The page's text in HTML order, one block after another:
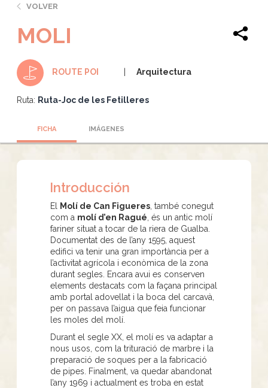
VOLVER
MOLI
ROUTE POI Arquitectura
Ruta: Ruta-Joc de les Fetilleres
FICHA IMÁGENES
Introducción
El Molí de Can Figueres , també conegut
com a molí d’en Ragué , és un antic molí
fariner situat a tocar de la riera de Gualba.
Documentat des de l’any 1595, aquest
edifici va tenir una gran importància per a
l’activitat agrícola i econòmica de la zona
durant segles. Encara avui es conserven
elements destacats com la façana principal
amb portal adovellat i la boca del carcavà,
per on passava l’aigua que feia funcionar
les moles del molí.
Durant el segle XX, el molí es va adaptar a
nous usos, com la trituració de marbre i la
preparació de soques per a la fabricació
de pipes. Finalment, va quedar abandonat
l’any 1969 i actualment es troba en estat